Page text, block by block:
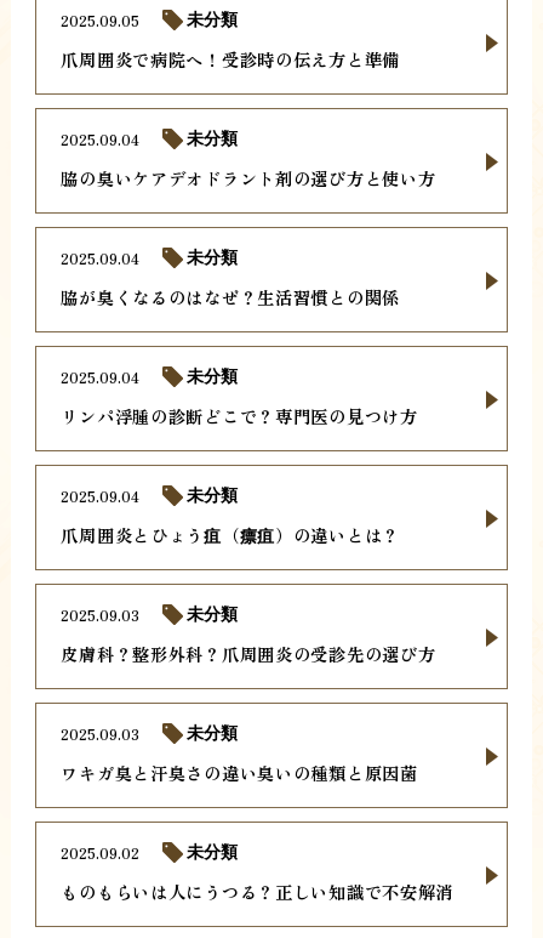
爪周囲炎で病院へ！受診時の伝え方と準備
2025.09.05 未分類
脇の臭いケアデオドラント剤の選び方と使い方
2025.09.04 未分類
脇が臭くなるのはなぜ？生活習慣との関係
2025.09.04 未分類
リンパ浮腫の診断どこで？専門医の見つけ方
2025.09.04 未分類
爪周囲炎とひょう疽（瘭疽）の違いとは？
2025.09.04 未分類
皮膚科？整形外科？爪周囲炎の受診先の選び方
2025.09.03 未分類
ワキガ臭と汗臭さの違い臭いの種類と原因菌
2025.09.03 未分類
ものもらいは人にうつる？正しい知識で不安解消
2025.09.02 未分類